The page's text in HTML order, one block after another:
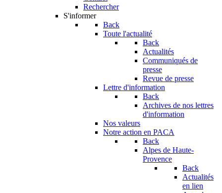
Rechercher
S'informer
Back
Toute l'actualité
Back
Actualités
Communiqués de
presse
Revue de presse
Lettre d'information
Back
Archives de nos lettres
d'information
Nos valeurs
Notre action en PACA
Back
Alpes de Haute-
Provence
Back
Actualités
en lien